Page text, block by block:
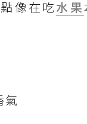
像在吃水果
氣